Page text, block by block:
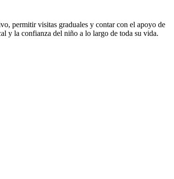
permitir visitas graduales y contar con el apoyo de
y la confianza del niño a lo largo de toda su vida.